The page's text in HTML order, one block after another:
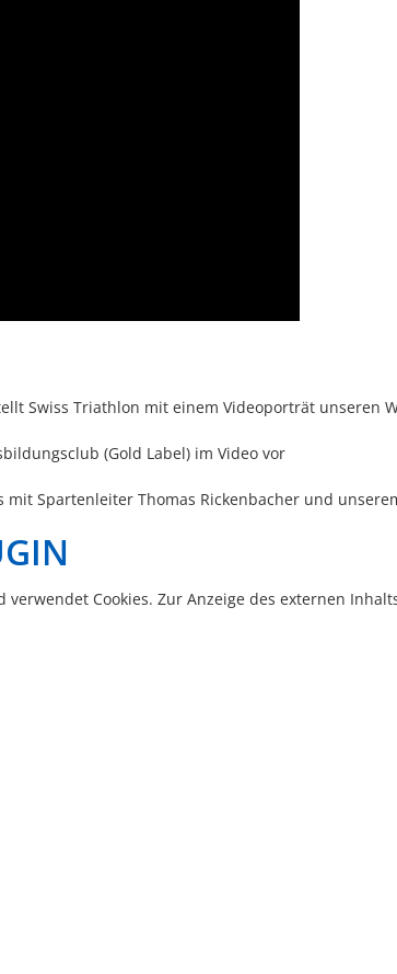
Swiss Triathlon mit einem Videoporträt unseren
(Gold Label) im Video vor
mit Spartenleiter Thomas Rickenbacher und
Cookies. Zur Anzeige des externen